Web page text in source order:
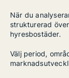
När du
strukturerad
hyresbostäder.
Välj period,